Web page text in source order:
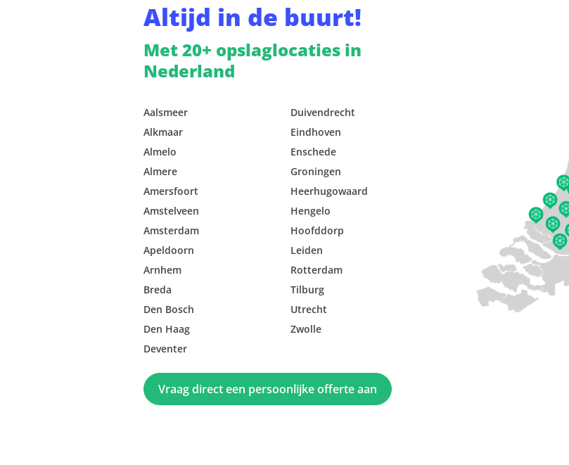
Altijd in de buurt!
Met 20+ opslaglocaties in
Nederland
Aalsmeer
Alkmaar
Almelo
Almere
Amersfoort
Amstelveen
Amsterdam
Apeldoorn
Arnhem
Breda
Den Bosch
Den Haag
Deventer
Duivendrecht
Eindhoven
Enschede
Groningen
Heerhugowaard
Hengelo
Hoofddorp
Leiden
Rotterdam
Tilburg
Utrecht
Zwolle
Vraag direct een persoonlijke offerte aan